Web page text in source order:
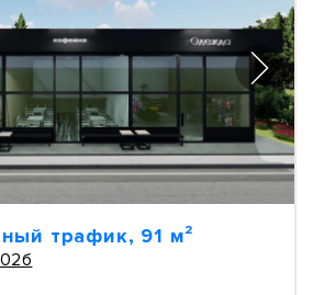
трафик, 91 м²